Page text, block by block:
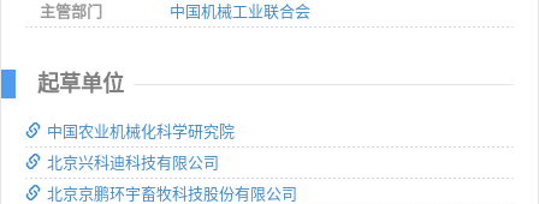
主管部门
中国机械工业联合会
起草单位
中国农业机械化科学研究院
北京兴科迪科技有限公司
北京京鹏环宇畜牧科技股份有限公司